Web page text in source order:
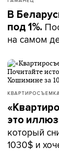
В
под 1%.
на самом
это
который
1030$ и